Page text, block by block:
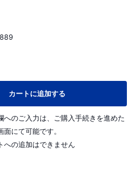
カートに追加する
へのご入力は、ご購入手続きを進めた
にて可能です。
への追加はできません